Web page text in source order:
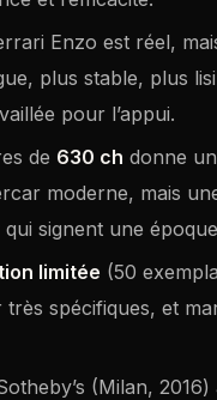
Enzo est réel,
plus stable, plus
pour l’appui.
de 630 ch donne
moderne, mais
signent une
limitée (50
très spécifiques, et
(Milan,